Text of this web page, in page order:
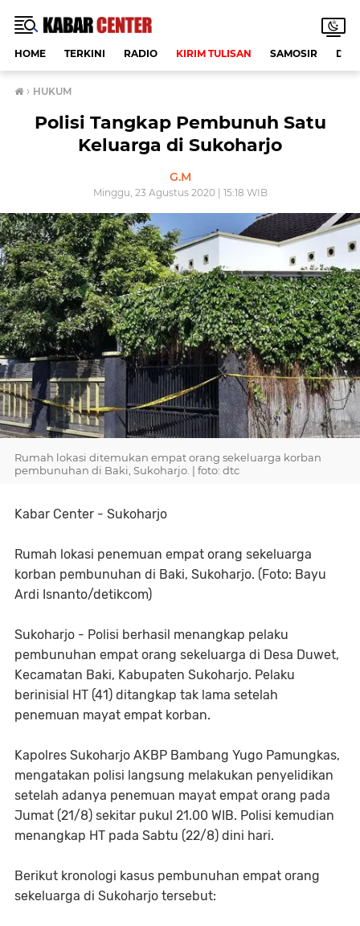
HOME TERKINI RADIO KIRIM TULISAN SAMOSIR
› HUKUM
Polisi Tangkap Pembunuh Satu
Keluarga di Sukoharjo
G.M
Minggu, 23 Agustus 2020 | 15:18 WIB
Rumah lokasi ditemukan empat orang sekeluarga korban
pembunuhan di Baki, Sukoharjo. | foto: dtc
Kabar Center - Sukoharjo
Rumah lokasi penemuan empat orang sekeluarga
korban pembunuhan di Baki, Sukoharjo. (Foto: Bayu
Ardi Isnanto/detikcom)
Sukoharjo - Polisi berhasil menangkap pelaku
pembunuhan empat orang sekeluarga di Desa Duwet,
Kecamatan Baki, Kabupaten Sukoharjo. Pelaku
berinisial HT (41) ditangkap tak lama setelah
penemuan mayat empat korban.
Kapolres Sukoharjo AKBP Bambang Yugo Pamungkas,
mengatakan polisi langsung melakukan penyelidikan
setelah adanya penemuan mayat empat orang pada
Jumat (21/8) sekitar pukul 21.00 WIB. Polisi kemudian
menangkap HT pada Sabtu (22/8) dini hari.
Berikut kronologi kasus pembunuhan empat orang
sekeluarga di Sukoharjo tersebut: